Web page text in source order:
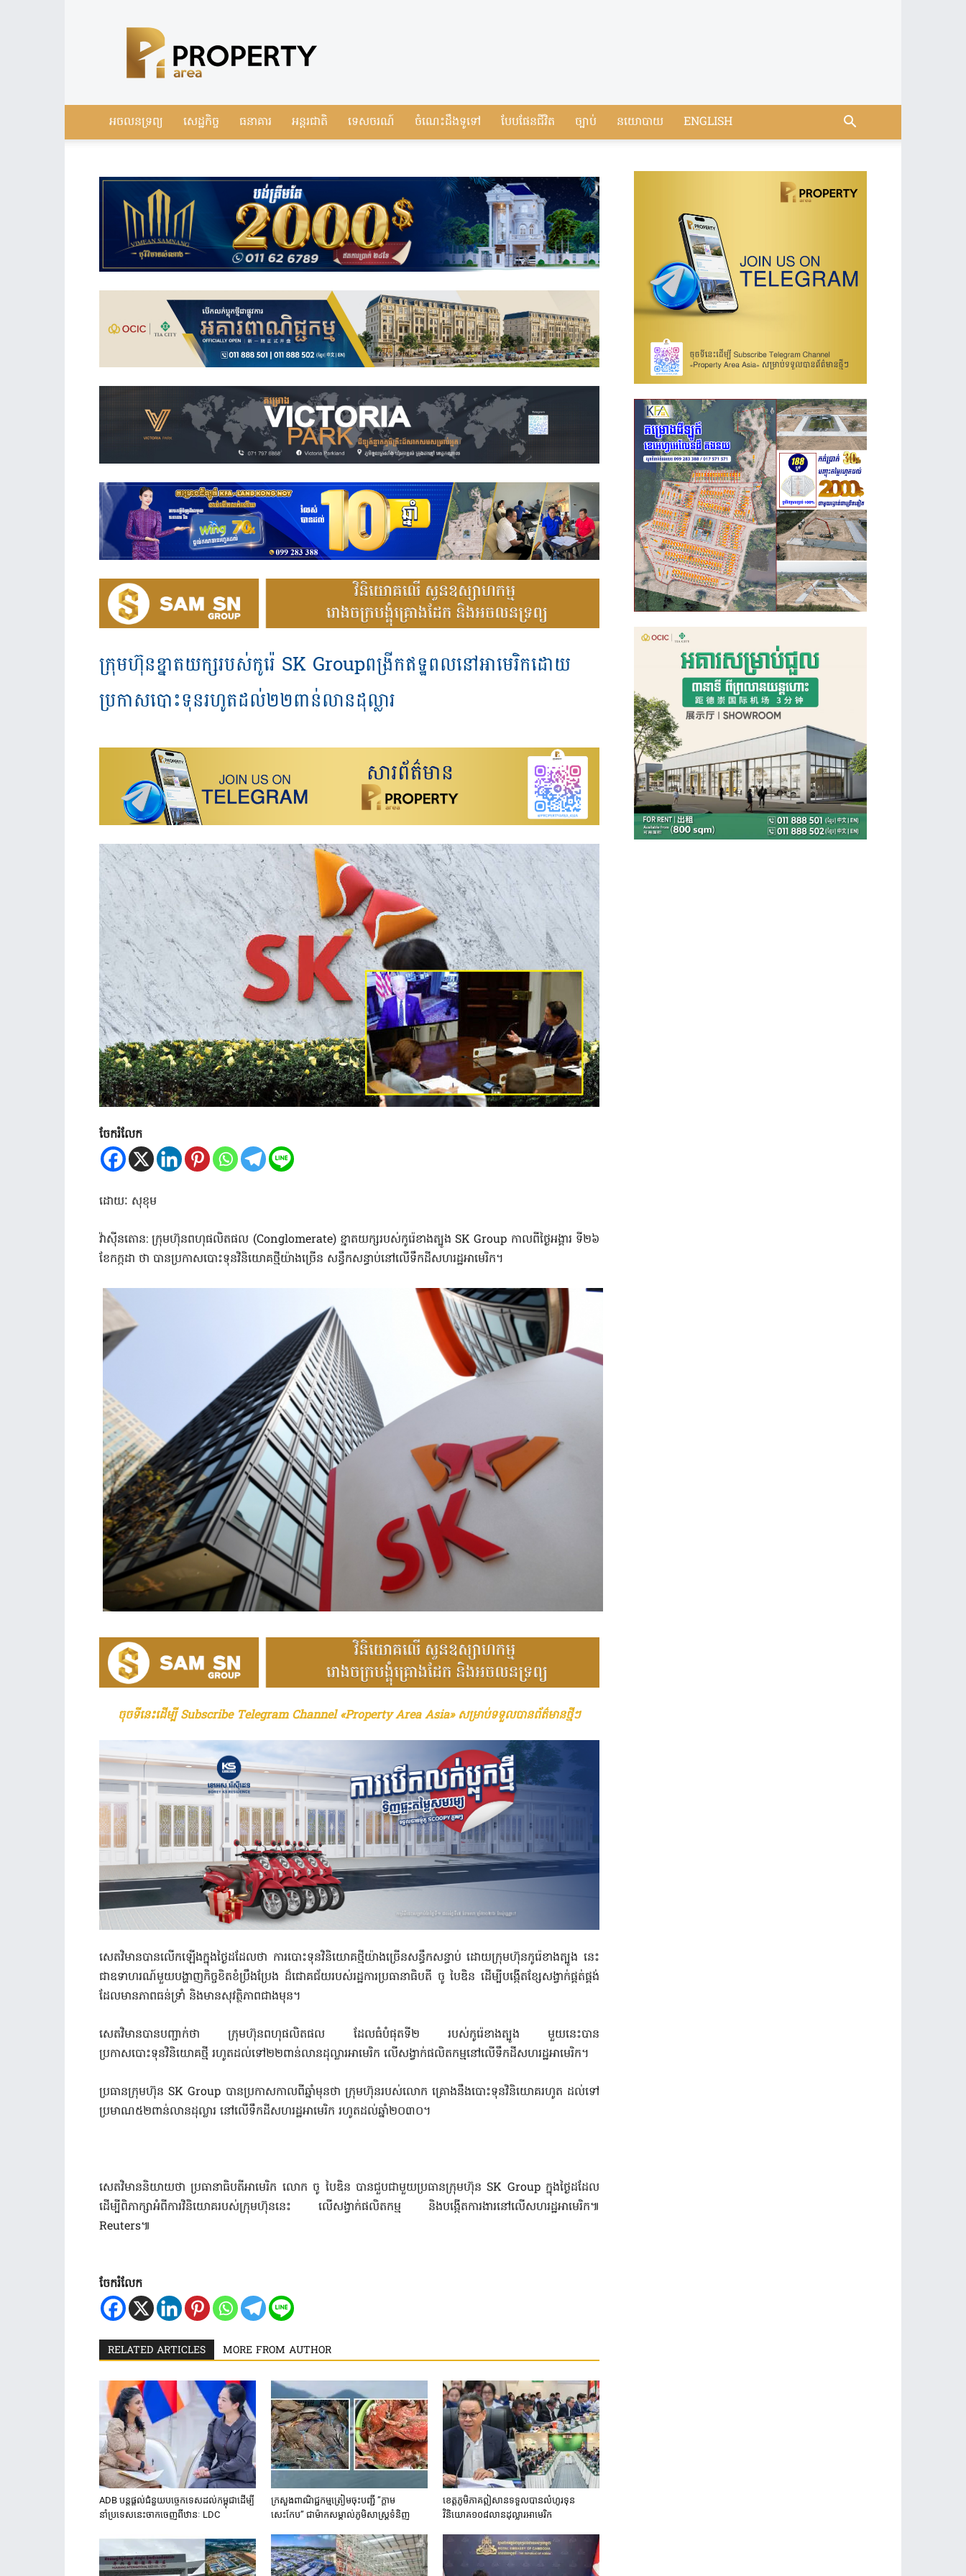
Real
Estate
Cambodia
អចលនទ្រព្យ សេដ្ឋកិច្ច ធនាគារ អន្តរជាតិ ទេសចរណ៍ ចំណេះដឹងទូទៅ បែបផែនជីវិត ច្បាប់ នយោបាយ ENGLISH
ក្រុមហ៊ុនខ្នាតយក្សរបស់កូរ៉េ SK Groupពង្រីកឥទ្ឋពលនៅអាមេរិកដោយ
ប្រកាសបោះទុនរហូតដល់២២ពាន់លានដុល្លារ
ចែករំលែក
ដោយៈ សុខុម
វ៉ាស៊ីនតោន: ក្រុមហ៊ុនពហុផលិតផល (Conglomerate) ខ្នាតយក្សរបស់កូរ៉េខាងត្បូង SK Group កាលពីថ្ងៃអង្គារ ទី២៦
ខែកក្កដា ថា បានប្រកាសបោះទុនវិនិយោគថ្មីយ៉ាងច្រើន សន្ធឹកសន្ធាប់នៅលើទឹកដីសហរដ្ឋអាមេរិក។
ចុចទីនេះដើម្បី Subscribe Telegram Channel «Property Area Asia» សម្រាប់ទទួលបានព័ត៌មានថ្មីៗ
សេតវិមានបានលើកឡើងក្នុងថ្ងៃដដែលថា ការបោះទុនវិនិយោគថ្មីយ៉ាងច្រើនសន្ធឹកសន្ធាប់ ដោយក្រុមហ៊ុនកូរ៉េខាងត្បូង នេះ
ជាឧទាហរណ៍មួយបង្ហាញកិច្ចខិតខំប្រឹងប្រែង ដ៏ជោគជ័យរបស់រដ្ឋការប្រធានាធិបតី ចូ បៃឌិន ដើម្បីបង្កើតខ្សែសង្វាក់ផ្គត់ផ្គង់
ដែលមានភាពធន់ទ្រាំ និងមានសុវត្ថិភាពជាងមុន។
សេតវិមានបានបញ្ជាក់ថា ក្រុមហ៊ុនពហុផលិតផល ដែលធំបំផុតទី២ របស់កូរ៉េខាងត្បូង មួយនេះបាន
ប្រកាសបោះទុនវិនិយោគថ្មី រហូតដល់ទៅ២២ពាន់លានដុល្លារអាមេរិក លើសង្វាក់ផលិតកម្មនៅលើទឹកដីសហរដ្ឋអាមេរិក។
ប្រធានក្រុមហ៊ុន SK Group បានប្រកាសកាលពីឆ្នាំមុនថា ក្រុមហ៊ុនរបស់លោក គ្រោងនឹងបោះទុនវិនិយោគរហូត ដល់ទៅ
ប្រមាណ៥២ពាន់លានដុល្លារ នៅលើទឹកដីសហរដ្ឋអាមេរិក រហូតដល់ឆ្នាំ២០៣០។
សេតវិមាននិយាយថា ប្រធានាធិបតីអាមេរិក លោក ចូ បៃឌិន បានជួបជាមួយប្រធានក្រុមហ៊ុន SK Group ក្នុងថ្ងៃដដែល
ដើម្បីពិភាក្សាអំពីការវិនិយោគរបស់ក្រុមហ៊ុននេះ លើសង្វាក់ផលិតកម្ម និងបង្កើតការងារនៅលើសហរដ្ឋអាមេរិក៕
Reuters៕
ចែករំលែក
RELATED ARTICLES MORE FROM AUTHOR
ADB បន្ត​ផ្តល់​ជំនួយ​បច្ចេកទេស​ដល់​កម្ពុជា​ដើម្បី​
នាំ​ប្រទេស​នេះ​ចាក​ចេញ​ពី​ឋានៈ LDC
ក្រសួងពាណិជ្ជកម្ម​ត្រៀម​ចុះបញ្ជី​ ​”ក្តាម
សេះកែប”​ ជា​ម៉ាក​សម្គាល់​ភូមិ​សាស្រ្ត​ទំនិញ​
ខេត្ត​ភូមិភាគឦសាន​ទទួល​បាន​លំហូរទុន​
វិនិយោគ​១០៨​លាន​ដុល្លារ​អាមេរិក​